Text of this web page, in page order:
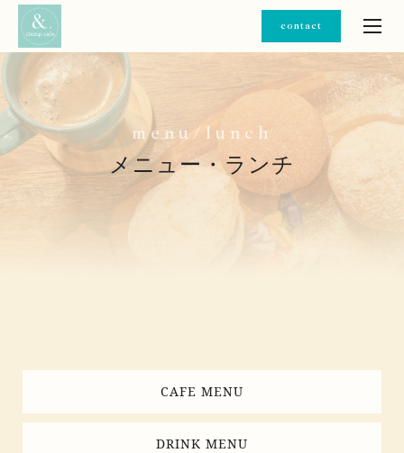
contact
メニュー・ランチ
me n u / l u n c h
CAFE MENU
DRINK MENU